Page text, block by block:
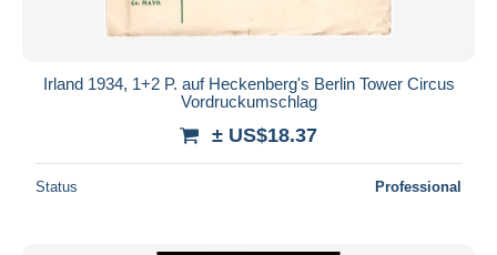
Irland 1934, 1+2 P. auf Heckenberg's Berlin Tower Circus
Vordruckumschlag
± US$18.37
Status Professional